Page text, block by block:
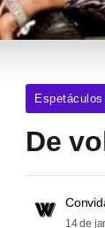
Espetáculos
De
14 de